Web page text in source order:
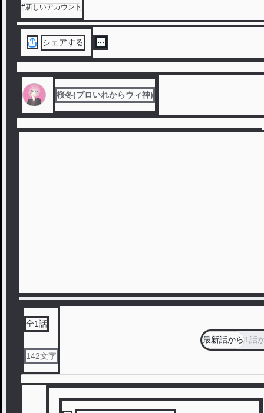
#新しいアカウント
シェアする
桜冬(プロいれからウィ神)
全1話
142文字
最新話から1話